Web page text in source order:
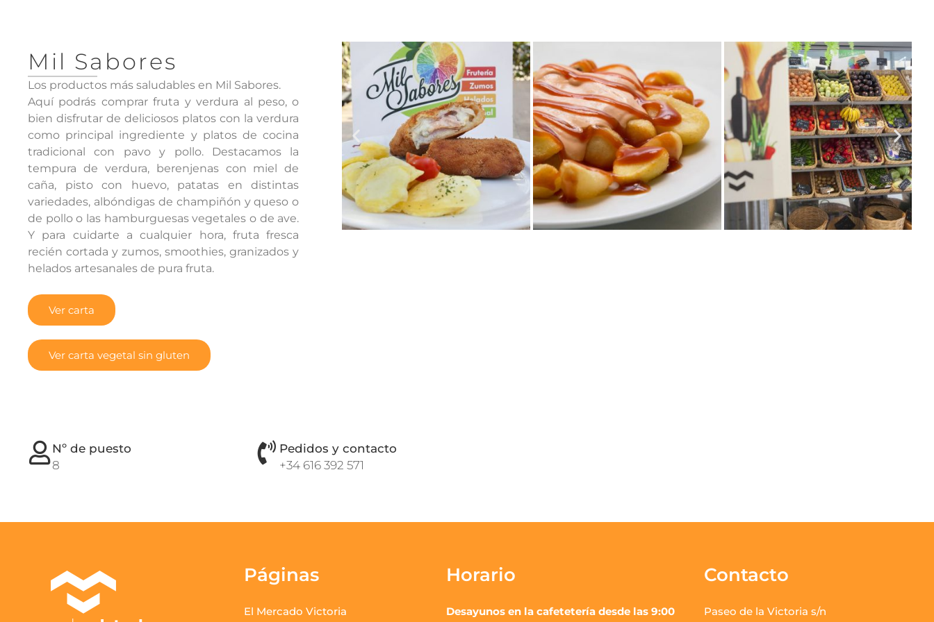
Mil Sabores
Los productos más saludables en Mil Sabores.
Aquí podrás comprar fruta y verdura al peso, o
bien disfrutar de deliciosos platos con la verdura
como principal ingrediente y platos de cocina
tradicional con pavo y pollo. Destacamos la
tempura de verdura, berenjenas con miel de
caña, pisto con huevo, patatas en distintas
variedades, albóndigas de champiñón y queso o
de pollo o las hamburguesas vegetales o de ave.
Y para cuidarte a cualquier hora, fruta fresca
recién cortada y zumos, smoothies, granizados y
helados artesanales de pura fruta.
Ver carta
Ver carta vegetal sin gluten
Nº de puesto
8
Pedidos y contacto
+34 616 392 571
Páginas
El Mercado Victoria
Horario
Desayunos en la cafetetería desde las 9:00
Contacto
Paseo de la Victoria s/n